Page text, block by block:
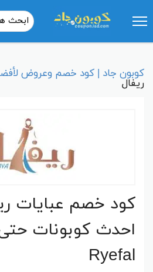
كوبون جاد | كود خصم وعروض لأفضل
ريفال
Ryefal